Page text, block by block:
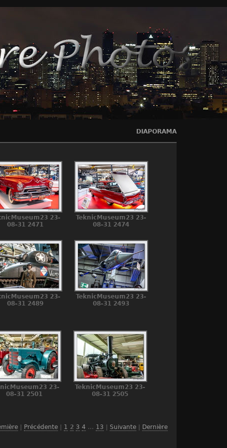
DIAPORAMA
23-
08-31 2471
TeknicMuseum23 23-
08-31 2474
23-
08-31 2489
TeknicMuseum23 23-
08-31 2493
23-
08-31 2501
TeknicMuseum23 23-
08-31 2505
Précédente 1 2 3 4 ... 13 Suivante Dernière